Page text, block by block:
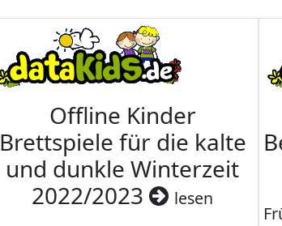
Offline Kinder
Brettspiele für die kalte
und dunkle Winterzeit
2022/2023
lesen